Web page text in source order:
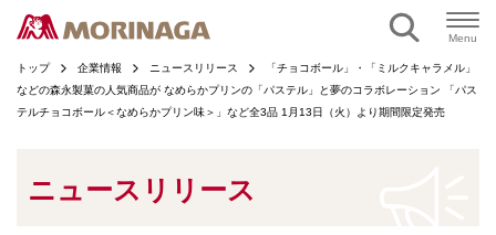
Menu
トップ 企業情報 ニュースリリース
「チョコボール」・「ミルクキャラメル」
などの森永製菓の人気商品が なめらかプリンの「パステル」と夢のコラボレーション 「パス
テルチョコボール＜なめらかプリン味＞」など全3品 1月13日（火）より期間限定発売
ニュースリリース